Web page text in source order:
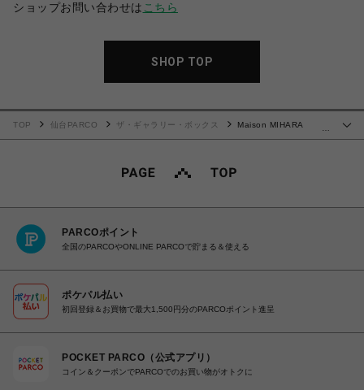
ショップお問い合わせは こちら
SHOP TOP
TOP 仙台PARCO ザ・ギャラリー・ボックス
Maison MIHARA
PARCOポイント
全国のPARCOやONLINE PARCOで貯まる＆使える
ポケパル払い
初回登録＆お買物で最大1,500円分のPARCOポイント進呈
POCKET PARCO（公式アプリ）
コイン＆クーポンでPARCOでのお買い物がオトクに